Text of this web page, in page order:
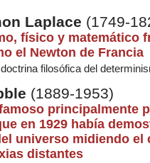
Laplace (1749-
físico y matemático
el Newton de Francia
filosófica del
(1889-1953)
principalmente
en 1929 había
universo midiendo el
distantes